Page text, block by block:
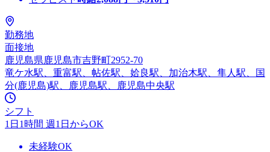
勤務地
面接地
鹿児島県鹿児島市吉野町2952-70
竜ケ水駅、重富駅、帖佐駅、姶良駅、加治木駅、隼人駅、国
分(鹿児島)駅、鹿児島駅、鹿児島中央駅
シフト
1日1時間 週1日からOK
未経験OK